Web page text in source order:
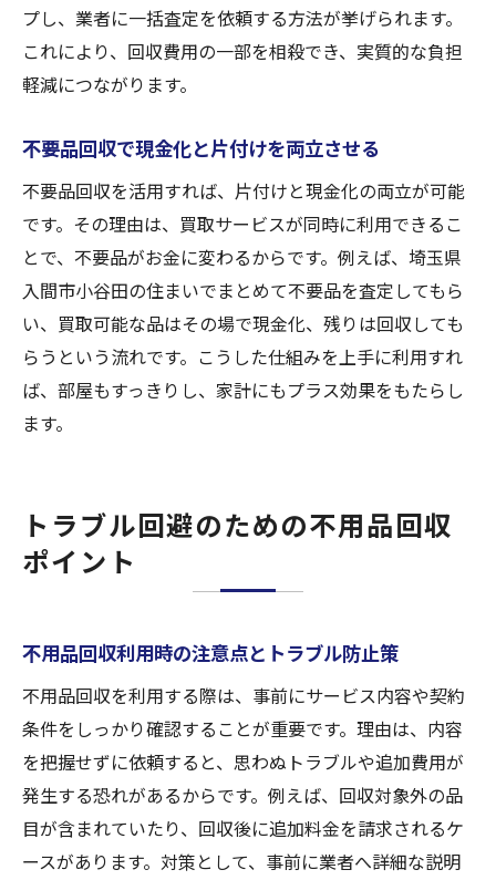
プし、業者に一括査定を依頼する方法が挙げられます。
これにより、回収費用の一部を相殺でき、実質的な負担
軽減につながります。
不要品回収で現金化と片付けを両立させる
不要品回収を活用すれば、片付けと現金化の両立が可能
です。その理由は、買取サービスが同時に利用できるこ
とで、不要品がお金に変わるからです。例えば、埼玉県
入間市小谷田の住まいでまとめて不要品を査定してもら
い、買取可能な品はその場で現金化、残りは回収しても
らうという流れです。こうした仕組みを上手に利用すれ
ば、部屋もすっきりし、家計にもプラス効果をもたらし
ます。
トラブル回避のための不用品回収
ポイント
不用品回収利用時の注意点とトラブル防止策
不用品回収を利用する際は、事前にサービス内容や契約
条件をしっかり確認することが重要です。理由は、内容
を把握せずに依頼すると、思わぬトラブルや追加費用が
発生する恐れがあるからです。例えば、回収対象外の品
目が含まれていたり、回収後に追加料金を請求されるケ
ースがあります。対策として、事前に業者へ詳細な説明